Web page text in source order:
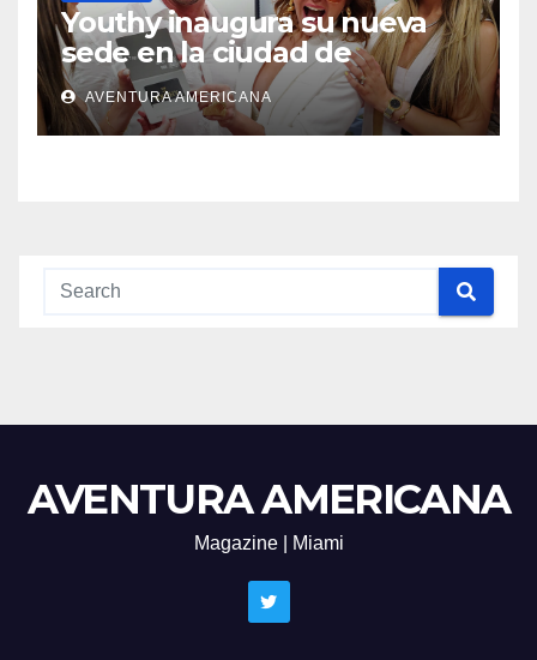
Youthy inaugura su nueva
sede en la ciudad de
Aventura
AVENTURA AMERICANA
AVENTURA AMERICANA
Magazine | Miami